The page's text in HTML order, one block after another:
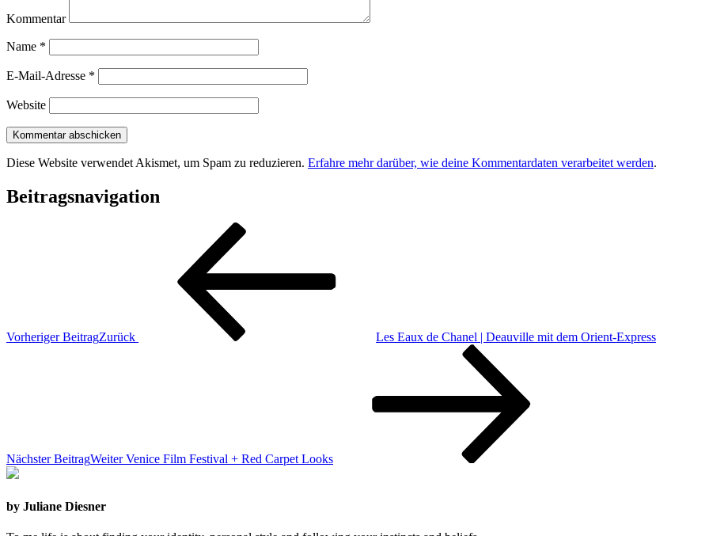
Kommentar
Name *
E-Mail-Adresse *
Website
Diese Website verwendet Akismet, um Spam zu reduzieren. Erfahre mehr darüber, wie deine Kommentardaten verarbeitet werden.
Beitragsnavigation
Vorheriger BeitragZurück Les Eaux de Chanel | Deauville mit dem Orient-Express
Nächster BeitragWeiter Venice Film Festival + Red Carpet Looks
by Juliane Diesner